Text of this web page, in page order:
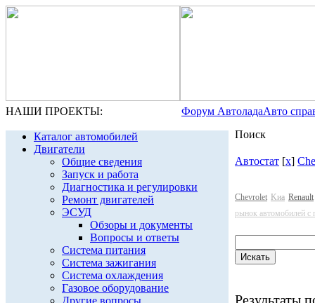
НАШИ ПРОЕКТЫ: Форум АвтоладаАвто
Каталог автомобилей
Двигатели
Общие сведения
Запуск и работа
Диагностика и регулировки
Ремонт двигателей
ЭСУД
Обзоры и документы
Вопросы и ответы
Система питания
Система зажигания
Система охлаждения
Газовое оборудование
Другие вопросы
Поиск
Автостат [x]
Chevrolet Kиа Renault
рынок автомобилей с
Результаты